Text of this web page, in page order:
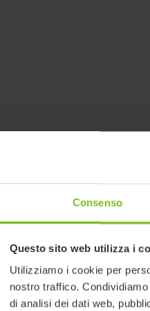
Consenso
Questo sito web utilizza i
Utilizziamo i cookie per
nostro traffico.
di analisi dei dati web,